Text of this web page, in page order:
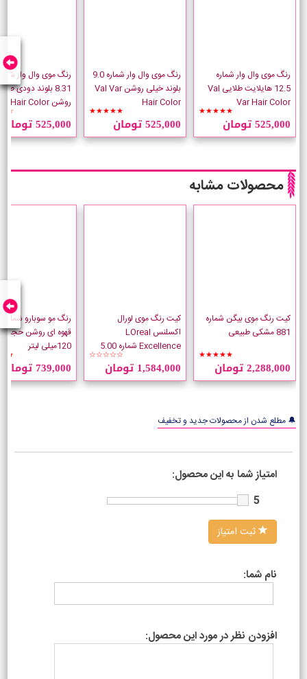
رنگ موی وال وار شماره
12.5 هایلایت طلایی Val
Var Hair Color
★★★★★
525,000 تومان
رنگ موی وال وار شماره 9.0
بلوند خیلی روشن Val Var
Hair Color
★★★★★
525,000 تومان
رنگ موی وال وار
8.31 بلوند دودی
روشن Val Var Hair Color
525,000 تومان
محصولات مشابه
کیت رنگ موی بیگن شماره
881 مشکی طبیعی
★★★★★
2,288,000 تومان
کیت رنگ موی لورال
اکسلنس LOreal
Excellence شماره 5.00
قهوه ای طبیعی روشن☆☆☆☆☆
1,584,000 تومان
قهوه ای روشن حجم
120میلی لیتر
739,000 تومان
🔔 مطلع شدن از محصولات جدید و تخفیف
امتیاز شما به این محصول:
5
ثبت امتیاز
نام شما:
افزودن نظر در مورد این محصول: